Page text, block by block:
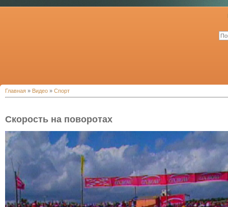
Главная » Видео » Спорт
Скорость на поворотах